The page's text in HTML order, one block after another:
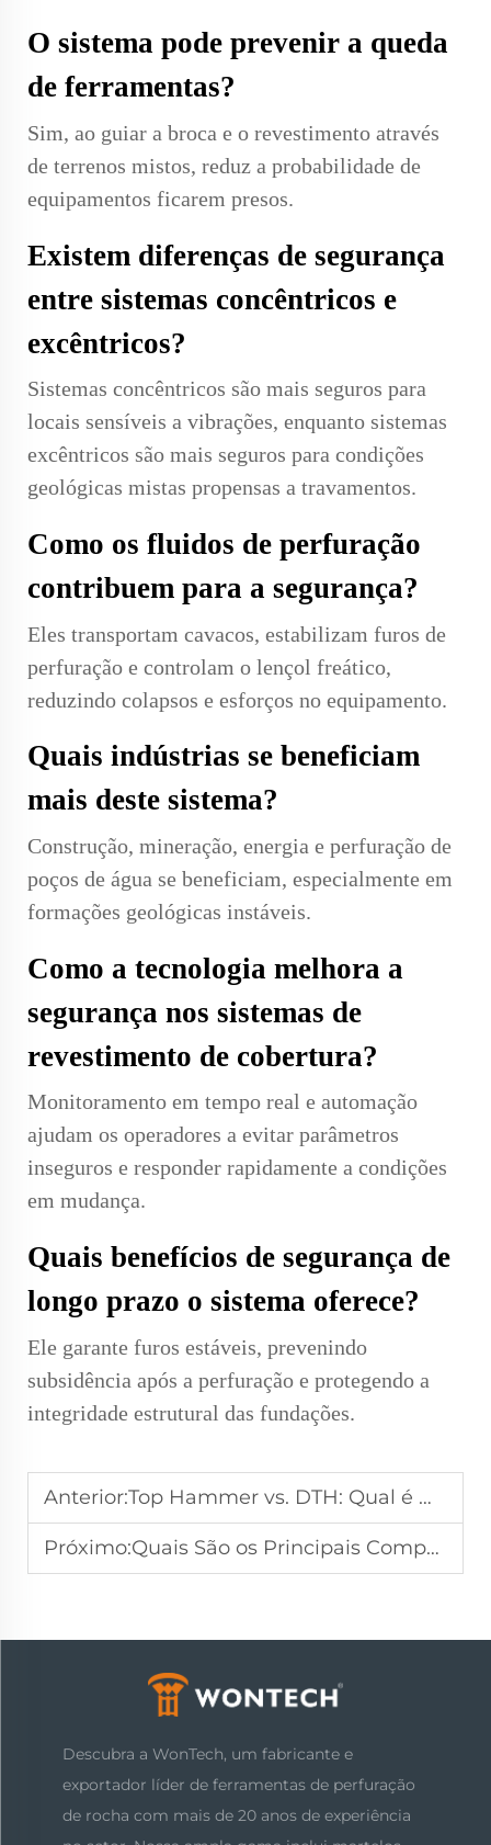
O sistema pode prevenir a queda
de ferramentas?
Sim, ao guiar a broca e o revestimento através
de terrenos mistos, reduz a probabilidade de
equipamentos ficarem presos.
Existem diferenças de segurança
entre sistemas concêntricos e
excêntricos?
Sistemas concêntricos são mais seguros para
locais sensíveis a vibrações, enquanto sistemas
excêntricos são mais seguros para condições
geológicas mistas propensas a travamentos.
Como os fluidos de perfuração
contribuem para a segurança?
Eles transportam cavacos, estabilizam furos de
perfuração e controlam o lençol freático,
reduzindo colapsos e esforços no equipamento.
Quais indústrias se beneficiam
mais deste sistema?
Construção, mineração, energia e perfuração de
poços de água se beneficiam, especialmente em
formações geológicas instáveis.
Como a tecnologia melhora a
segurança nos sistemas de
revestimento de cobertura?
Monitoramento em tempo real e automação
ajudam os operadores a evitar parâmetros
inseguros e responder rapidamente a condições
em mudança.
Quais benefícios de segurança de
longo prazo o sistema oferece?
Ele garante furos estáveis, prevenindo
subsidência após a perfuração e protegendo a
integridade estrutural das fundações.
Anterior:Top Hammer vs. DTH: Qual é Melhor para suas Necessidades?
Próximo:Quais São os Principais Componentes de um Sistema de Revestimento de Solo?
Descubra a WonTech, um fabricante e
exportador líder de ferramentas de perfuração
de rocha com mais de 20 anos de experiência